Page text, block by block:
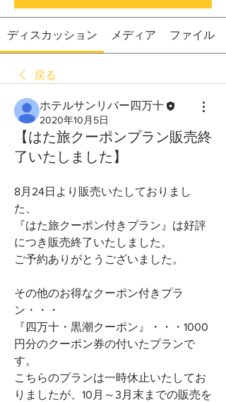
ディスカッション メディア ファイル
戻る
ホテルサンリバー四万十
2020年10月5日
【はた旅クーポンプラン販売終
了いたしました】
8月24日より販売いたしておりまし
た、
『はた旅クーポン付きプラン』は好評
につき販売終了いたしました。
ご予約ありがとうございました。
その他のお得なクーポン付きプラ
ン・・・
『四万十・黒潮クーポン』・・・1000
円分のクーポン券の付いたプランで
す。
こちらのプランは一時休止いたしてお
りましたが、10月～3月末までの販売を